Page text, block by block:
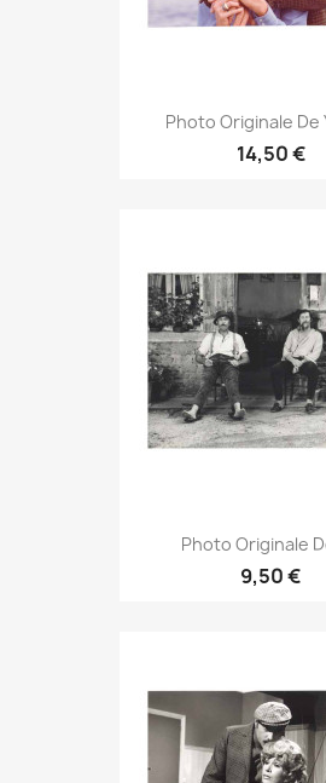
Photo Originale De
14,50 €
Photo Originale
9,50 €